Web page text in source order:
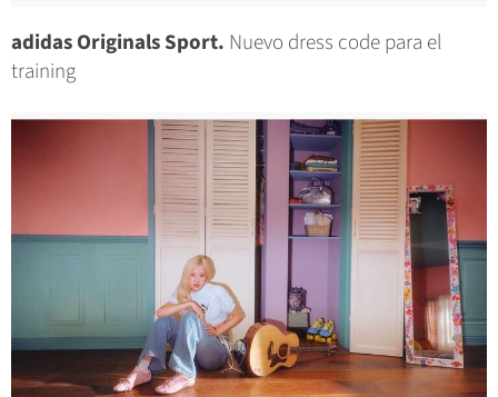
adidas Originals Sport. Nuevo dress code para el
training